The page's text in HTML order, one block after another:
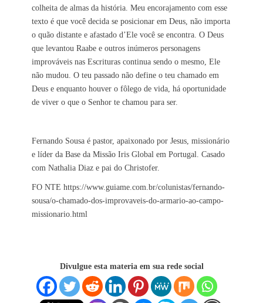
colheita de almas da história. Meu encorajamento com esse
texto é que você decida se posicionar em Deus, não importa
o quão distante e afastado d’Ele você se encontra. O Deus
que levantou Raabe e outros inúmeros personagens
improváveis nas Escrituras continua sendo o mesmo, Ele
não mudou. O teu passado não define o teu chamado em
Deus e enquanto houver o fôlego de vida, há oportunidade
de viver o que o Senhor te chamou para ser.
Fernando Sousa é pastor, apaixonado por Jesus, missionário
e líder da Base da Missão Iris Global em Portugal. Casado
com Nathalia Diaz e pai do Christofer.
FO NTE https://www.guiame.com.br/colunistas/fernando-
sousa/o-chamado-dos-improvaveis-do-armario-ao-campo-
missionario.html
Divulgue esta materia em sua rede social